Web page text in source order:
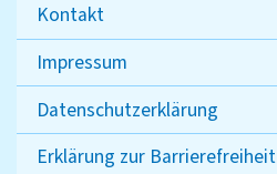
Kontakt
Impressum
Datenschutzerklärung
Erklärung zur Barrierefreiheit